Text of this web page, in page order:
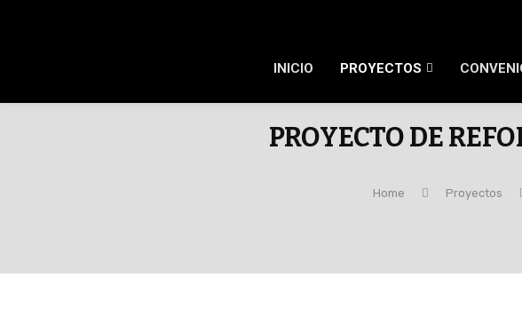
INICIO PROYECTOS
PROYECTO DE
Home Proyectos